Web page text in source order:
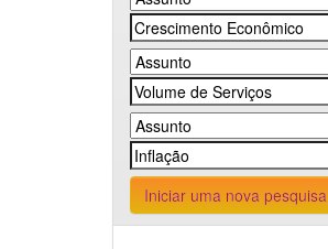
Iniciar uma nova pesquisa